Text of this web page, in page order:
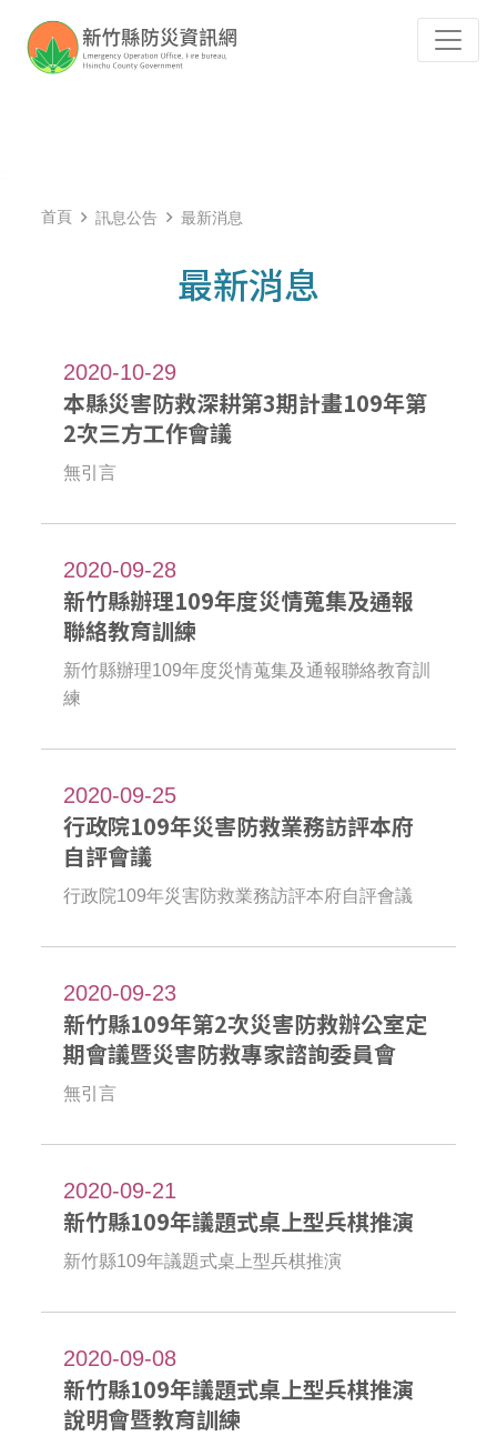
首頁 訊息公告 最新消息
最新消息
2020-10-29
本縣災害防救深耕第3期計畫109年第
2次三方工作會議
無引言
2020-09-28
新竹縣辦理109年度災情蒐集及通報
聯絡教育訓練
新竹縣辦理109年度災情蒐集及通報聯絡教育訓
練
2020-09-25
行政院109年災害防救業務訪評本府
自評會議
行政院109年災害防救業務訪評本府自評會議
2020-09-23
新竹縣109年第2次災害防救辦公室定
期會議暨災害防救專家諮詢委員會
無引言
2020-09-21
新竹縣109年議題式桌上型兵棋推演
新竹縣109年議題式桌上型兵棋推演
2020-09-08
新竹縣109年議題式桌上型兵棋推演
說明會暨教育訓練